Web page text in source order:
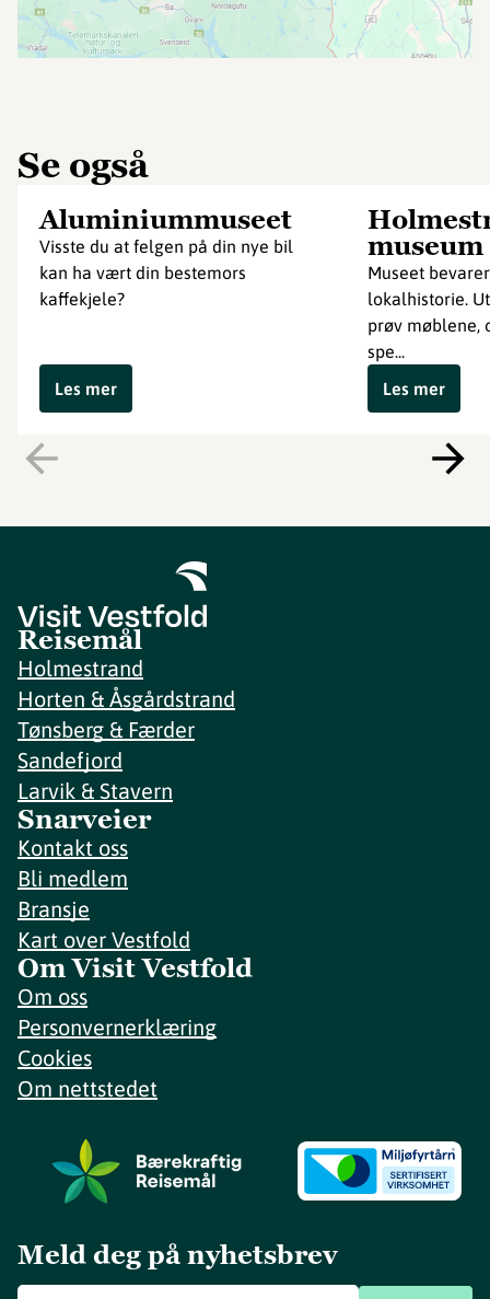
Se også
Aluminiummuseet
Visste du at felgen på din nye bil
kan ha vært din bestemors
kaffekjele?
Les mer
museum
Museet
lokalhistorie.
prøv møblene,
spe...
Les mer
Reisemål
Holmestrand
Horten & Åsgårdstrand
Tønsberg & Færder
Sandefjord
Larvik & Stavern
Snarveier
Kontakt oss
Bli medlem
Bransje
Kart over Vestfold
Om Visit Vestfold
Om oss
Personvernerklæring
Cookies
Om nettstedet
Meld deg på nyhetsbrev